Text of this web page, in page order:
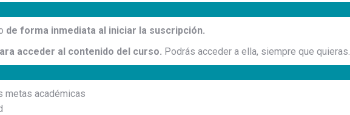
de forma inmediata al iniciar la suscripción.
acceder al contenido del curso. Podrás acceder a ella, siempre que quieras.
metas académicas